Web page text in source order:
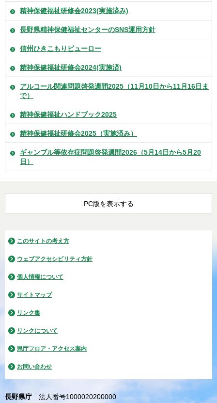
精神保健福祉研修会2023(実施済み)
長野県精神保健福祉センターのSNS運用方針
信州ひきこもりビューロー
精神保健福祉研修会2024(実施済)
アルコール関連問題啓発週間2025（11月10日から11月16日ま
で）
精神保健福祉ハンドブック2025
精神保健福祉研修会2025（実施済み）
ギャンブル等依存症問題啓発週間2026（5月14日から5月20
日）
PC版を表示する
このサイトの考え方
ウェブアクセシビリティ方針
個人情報について
サイトマップ
リンク集
リンクについて
県庁フロア・アクセス案内
お問い合わせ
長野県庁 法人番号1000020200000